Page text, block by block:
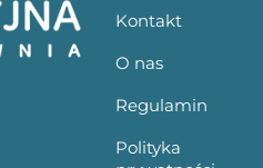
Kontakt
O nas
Regulamin
Polityka